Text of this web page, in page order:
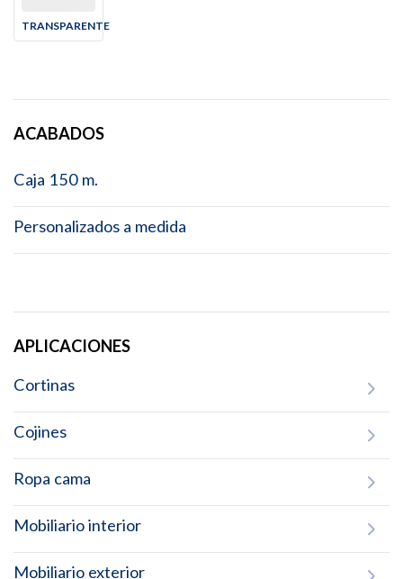
TRANSPARENTE
ACABADOS
Caja 150 m.
Personalizados a medida
APLICACIONES
Cortinas
Cojines
Ropa cama
Mobiliario interior
Mobiliario exterior